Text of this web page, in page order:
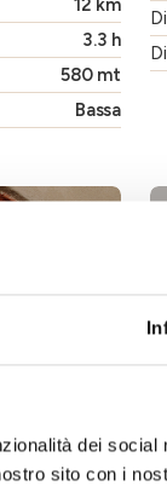
dei social
sito con i
3.3 h
580 mt
Bassa